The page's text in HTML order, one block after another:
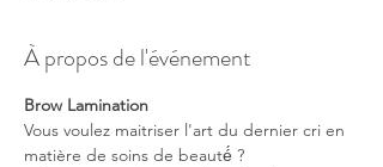
À propos de l'événement
Brow Lamination
Vous voulez maitriser l'art du dernier cri en
matière de soins de beauté́ ?